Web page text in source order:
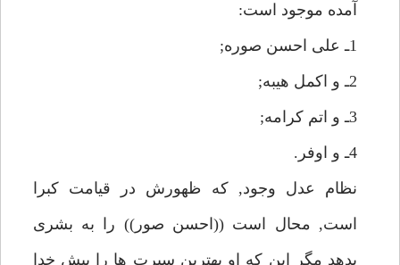
آمده موجود است:
1ـ على احسن صوره;
2ـ و اكمل هيبه;
3ـ و اتم كرامه;
4ـ و اوفر.
نظام عدل وجود, كه ظهورش در قيامت كبرا
است, محال است ((احسن صور)) را به بشرى
بدهد مگر اين كه او بهترين سيرت ها را پيش خدا